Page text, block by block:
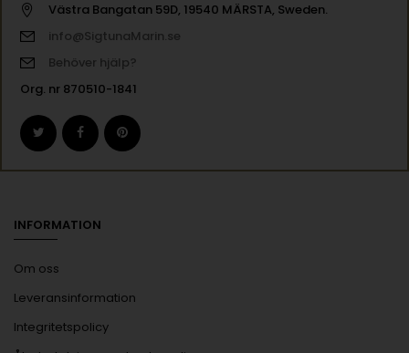
Västra Bangatan 59D, 19540 MÄRSTA, Sweden.
info@SigtunaMarin.se
Behöver hjälp?
Org. nr 870510-1841
INFORMATION
Om oss
Leveransinformation
Integritetspolicy